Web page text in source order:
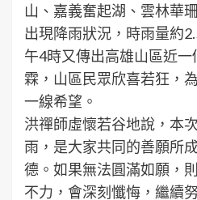
山、嘉義奮起湖、雲林華
出現降雨狀況，時雨量約
午4時又傳出高雄山區近
霖，山區民眾欣喜若狂，
一線希望。
洪禪師虛懷若谷地說，本
雨，是大家共同的善願所
德。如果無法圓滿如願，
不力，會深刻懺悔，繼續